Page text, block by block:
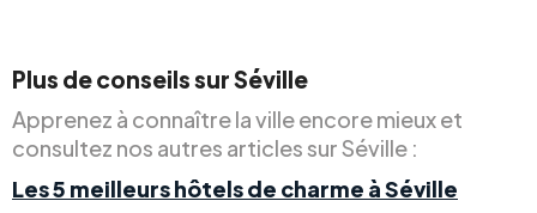
Plus de conseils sur Séville
Apprenez à connaître la ville encore mieux et
consultez nos autres articles sur Séville :
Les 5 meilleurs hôtels de charme à Séville